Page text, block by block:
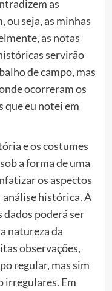
as
ou seja, as minhas
as notas
servirão
de campo, mas
ocorreram os
eu notei em
e os costumes
a forma de uma
os aspectos
histórica. A
poderá ser
natureza da
observações,
regular, mas sim
irregulares. Em